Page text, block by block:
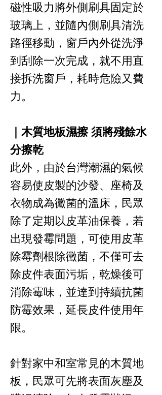
磁性吸力將外側刷具固定於
玻璃上，並隨內側刷具清洗
路徑移動，窗戶內外從洗淨
到刮除一次完成，就不用直
接拆洗窗戶，耗時危險又費
力。
｜木質地板濕擦 須將殘餘水
分擦乾
此外，由於台灣潮濕的氣候
容易使皮製的沙發、座椅及
衣物成為黴菌的溫床，民眾
除了定期以皮革油保養，若
出現發霉問題，可使用皮革
除霉劑根除黴菌，不僅可去
除皮件表面污垢，乾燥後可
消除霉味，並達到持續抗菌
防霉效果，延長皮件使用年
限。
針對家中和室常見的木質地
板，民眾可先將表面灰塵及